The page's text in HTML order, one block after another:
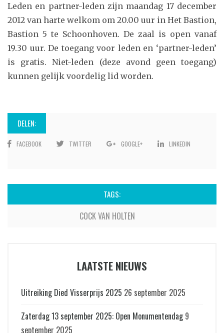
Leden en partner-leden zijn maandag 17 december
2012 van harte welkom om 20.00 uur in Het Bastion,
Bastion 5 te Schoonhoven. De zaal is open vanaf
19.30 uur. De toegang voor leden en ‘partner-leden’
is gratis. Niet-leden (deze avond geen toegang)
kunnen gelijk voordelig lid worden.
DELEN:
FACEBOOK TWITTER GOOGLE+ LINKEDIN
TAGS:
COCK VAN HOLTEN
LAATSTE NIEUWS
Uitreiking Died Visserprijs 2025 26 september 2025
Zaterdag 13 september 2025: Open Monumentendag 9
september 2025